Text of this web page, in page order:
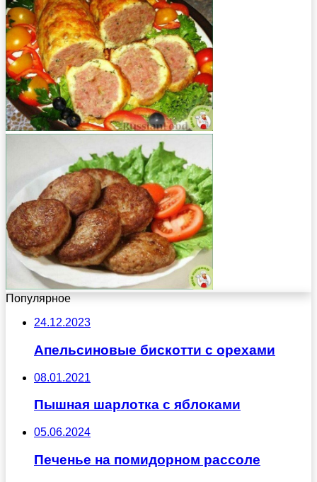
Популярное
24.12.2023
Апельсиновые бискотти с орехами
08.01.2021
Пышная шарлотка с яблоками
05.06.2024
Печенье на помидорном рассоле